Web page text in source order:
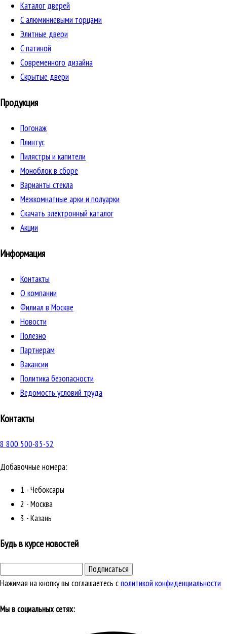
Каталог дверей
C алюминиевыми торцами
Элитные двери
C патиной
Cовременного дизайна
Скрытые двери
Продукция
Погонаж
Плинтус
Пилястры и капители
Моноблок в сборе
Варианты стекла
Межкомнатные арки и полуарки
Скачать электронный каталог
Акции
Информация
Контакты
О компании
Филиал в Москве
Новости
Полезно
Партнерам
Вакансии
Политика безопасности
Ведомость условий труда
Контакты
8 800 500-85-52
Добавочные номера:
1 - Чебоксары
2 - Москва
3 - Казань
Будь в курсе новостей
Подписаться
Нажимая на кнопку вы соглашаетесь сполитикой конфиденциальности
Мы в социальных сетях: